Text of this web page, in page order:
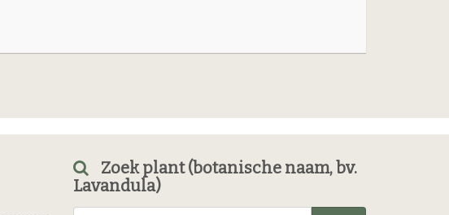
Zoek plant (botanische naam, bv.
Lavandula)